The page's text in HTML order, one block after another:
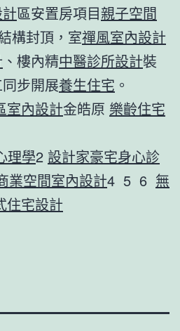
區安置房項目親子空間
構封頂，室禪風室內設計
、樓內精中醫診所設計裝
步開展養生住宅 。
室內設計金皓原 樂齡住宅
理學2 設計家豪宅身心診
業空間室內設計4 5 6 無
住宅設計